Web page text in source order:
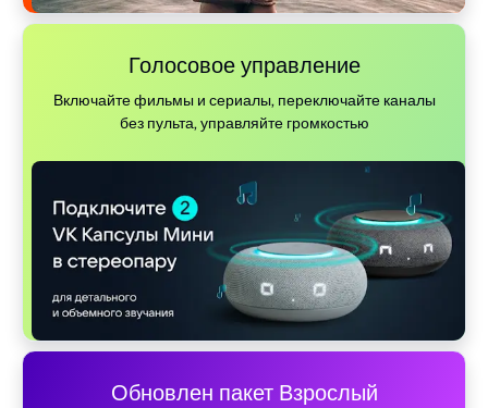
Голосовое управление
Включайте фильмы и сериалы, переключайте каналы
без пульта, управляйте громкостью
Обновлен пакет Взрослый